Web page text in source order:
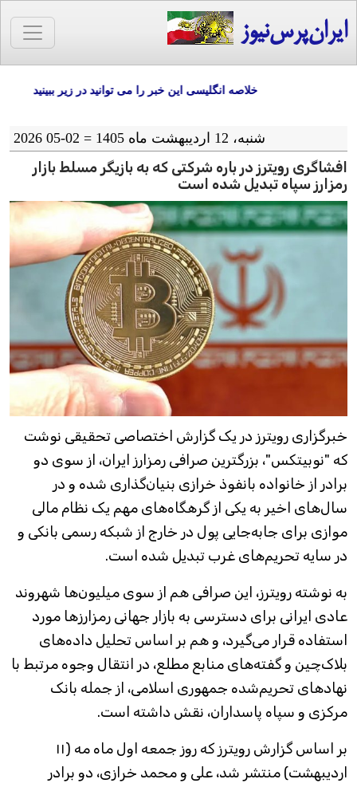
ایران‌پرس‌نیوز
خلاصه انگلیسی این خبر را می توانید در زیر ببینید
شنبه، 12 اردیبهشت ماه 1405 = 02-05 2026
افشاگری رویترز در باره شرکتی که به بازیگر مسلط بازار
رمزارز سپاه تبدیل شده است
خبرگزاری رویترز در یک گزارش اختصاصی تحقیقی نوشت
که "نوبیتکس"، بزرگترین صرافی رمزارز ایران، از سوی دو
برادر از خانواده بانفوذ خرازی بنیان‌گذاری شده و در
سال‌های اخیر به یکی از گرهگاه‌های مهم یک نظام مالی
موازی برای جابه‌جایی پول در خارج از شبکه رسمی بانکی و
در سایه تحریم‌های غرب تبدیل شده است.
به نوشته رویترز، این صرافی هم از سوی میلیون‌ها شهروند
عادی ایرانی برای دسترسی به بازار جهانی رمزارزها مورد
استفاده قرار می‌گیرد، و هم بر اساس تحلیل داده‌های
بلاک‌چین و گفته‌های منابع مطلع، در انتقال وجوه مرتبط با
نهادهای تحریم‌شده جمهوری اسلامی، از جمله بانک
مرکزی و سپاه پاسداران، نقش داشته است.
بر اساس گزارش رویترز که روز جمعه اول ماه مه (۱۱
اردیبهشت) منتشر شد، علی و محمد خرازی، دو برادر